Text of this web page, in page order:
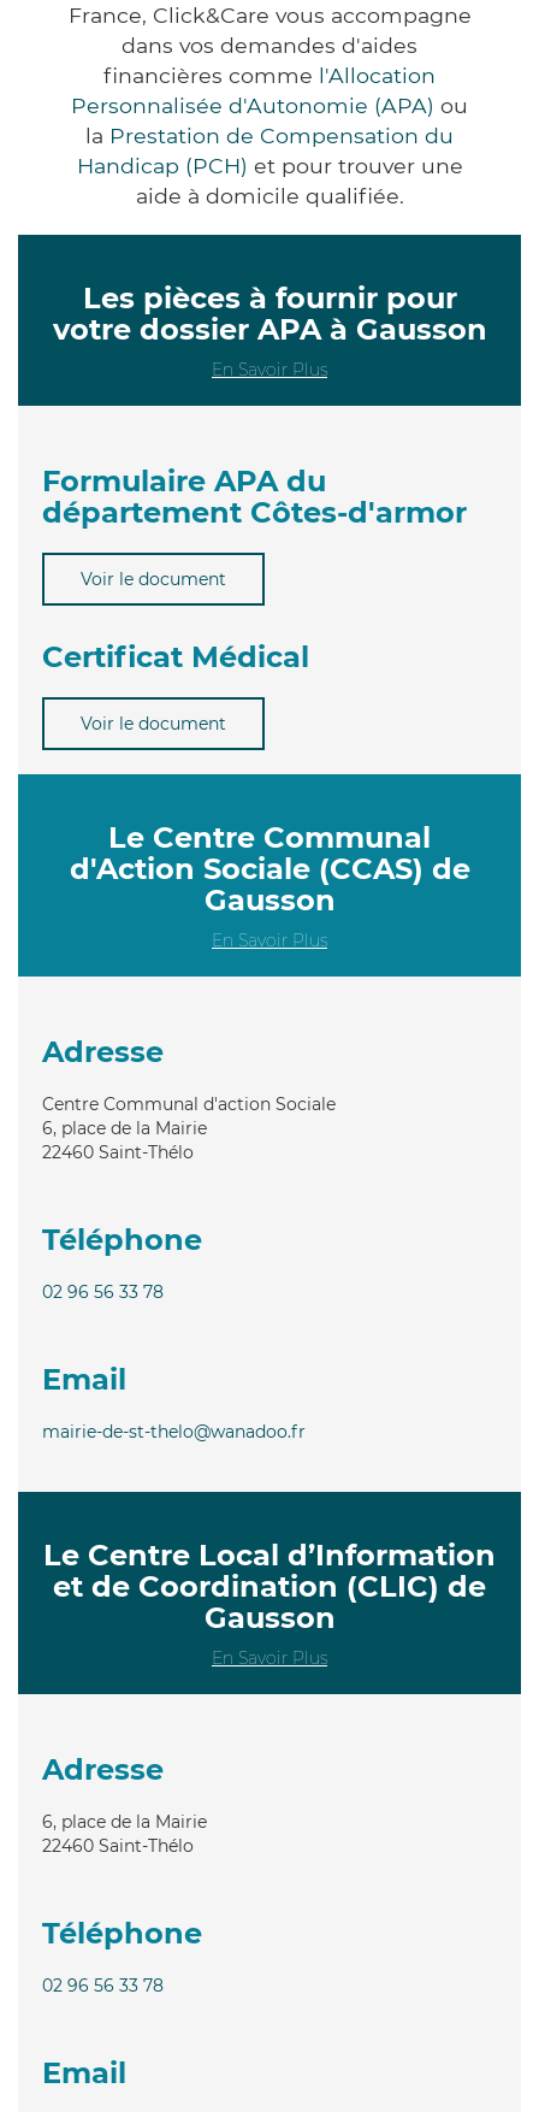
France, Click&Care vous accompagne
dans vos demandes d'aides
financières comme l'Allocation
Personnalisée d'Autonomie (APA) ou
la Prestation de Compensation du
Handicap (PCH) et pour trouver une
aide à domicile qualifiée.
Les pièces à fournir pour
votre dossier APA à Gausson
En Savoir Plus
Formulaire APA du
département Côtes-d'armor
Voir le document
Certificat Médical
Voir le document
Le Centre Communal
d'Action Sociale (CCAS) de
Gausson
En Savoir Plus
Adresse
Centre Communal d'action Sociale
6, place de la Mairie
22460 Saint-Thélo
Téléphone
02 96 56 33 78
Email
mairie-de-st-thelo@wanadoo.fr
Le Centre Local d’Information
et de Coordination (CLIC) de
Gausson
En Savoir Plus
Adresse
6, place de la Mairie
22460 Saint-Thélo
Téléphone
02 96 56 33 78
Email